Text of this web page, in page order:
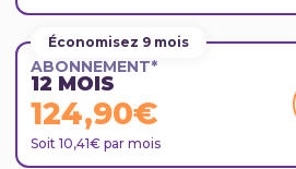
Économisez 9 mois
ABONNEMENT*
12 MOIS
124,90€
Soit 10,41€ par mois